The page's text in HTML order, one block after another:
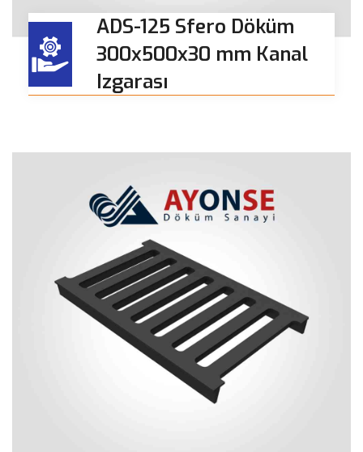
ADS-125 Sfero Döküm
300x500x30 mm Kanal
Izgarası